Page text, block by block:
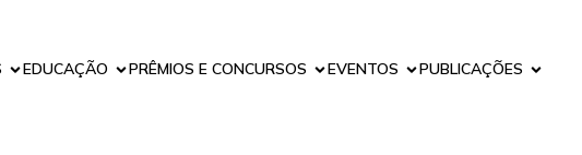
EDUCAÇÃO PRÊMIOS E CONCURSOS EVENTOS
PUBLICAÇÕES